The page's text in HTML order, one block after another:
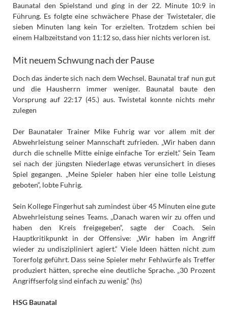
Baunatal den Spielstand und ging in der 22. Minute 10:9 in
Führung. Es folgte eine schwächere Phase der Twistetaler, die
sieben Minuten lang kein Tor erzielten. Trotzdem schien bei
einem Halbzeitstand von 11:12 so, dass hier nichts verloren ist.
Mit neuem Schwung nach der Pause
Doch das änderte sich nach dem Wechsel. Baunatal traf nun gut
und die Hausherrn immer weniger. Baunatal baute den
Vorsprung auf 22:17 (45.) aus. Twistetal konnte nichts mehr
zulegen
Der Baunataler Trainer Mike Fuhrig war vor allem mit der
Abwehrleistung seiner Mannschaft zufrieden. „Wir haben dann
durch die schnelle Mitte einige einfache Tor erzielt.“ Sein Team
sei nach der jüngsten Niederlage etwas verunsichert in dieses
Spiel gegangen. „Meine Spieler haben hier eine tolle Leistung
geboten“, lobte Fuhrig.
Sein Kollege Fingerhut sah zumindest über 45 Minuten eine gute
Abwehrleistung seines Teams. „Danach waren wir zu offen und
haben den Kreis freigegeben“, sagte der Coach. Sein
Hauptkritikpunkt in der Offensive: „Wir haben im Angriff
wieder zu undiszipliniert agiert.“ Viele Ideen hätten nicht zum
Torerfolg geführt. Dass seine Spieler mehr Fehlwürfe als Treffer
produziert hätten, spreche eine deutliche Sprache. „30 Prozent
Angriffserfolg sind einfach zu wenig.“ (hs)
HSG Baunatal